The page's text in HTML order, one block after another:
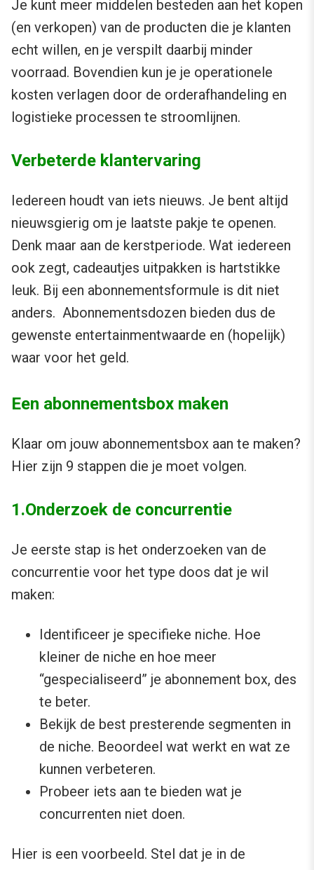
Je kunt meer middelen besteden aan het kopen
(en verkopen) van de producten die je klanten
echt willen, en je verspilt daarbij minder
voorraad. Bovendien kun je je operationele
kosten verlagen door de orderafhandeling en
logistieke processen te stroomlijnen.
Verbeterde klantervaring
Iedereen houdt van iets nieuws. Je bent altijd
nieuwsgierig om je laatste pakje te openen.
Denk maar aan de kerstperiode. Wat iedereen
ook zegt, cadeautjes uitpakken is hartstikke
leuk. Bij een abonnementsformule is dit niet
anders. Abonnementsdozen bieden dus de
gewenste entertainmentwaarde en (hopelijk)
waar voor het geld.
Een abonnementsbox maken
Klaar om jouw abonnementsbox aan te maken?
Hier zijn 9 stappen die je moet volgen.
1.Onderzoek de concurrentie
Je eerste stap is het onderzoeken van de
concurrentie voor het type doos dat je wil
maken:
Identificeer je specifieke niche. Hoe
kleiner de niche en hoe meer
“gespecialiseerd” je abonnement box, des
te beter.
Bekijk de best presterende segmenten in
de niche. Beoordeel wat werkt en wat ze
kunnen verbeteren.
Probeer iets aan te bieden wat je
concurrenten niet doen.
Hier is een voorbeeld. Stel dat je in de